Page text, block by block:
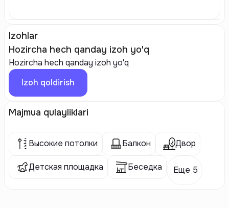
Izohlar
Hozircha hech qanday izoh yo'q
Hozircha hech qanday izoh yo'q
Izoh qoldirish
Majmua qulayliklari
Высокие потолки Балкон Двор
Детская площадка Беседка Еще 5